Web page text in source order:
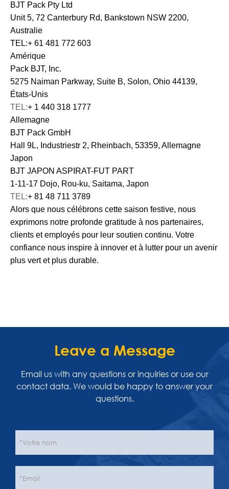
BJT Pack Pty Ltd
Unit 5, 72 Canterbury Rd, Bankstown NSW 2200,
Australie
TEL:+ 61 481 772 603
Amérique
Pack BJT, Inc.
5275 Naiman Parkway, Suite B, Solon, Ohio 44139,
États-Unis
TEL:+ 1 440 318 1777
Allemagne
BJT Pack GmbH
Hall 9L, Industriestr 2, Rheinbach, 53359, Allemagne
Japon
BJT JAPON ASPIRAT-FUT PART
1-11-17 Dojo, Rou-ku, Saitama, Japon
TEL:+ 81 48 711 3789
Alors que nous célébrons cette saison festive, nous
exprimons notre profonde gratitude à nos partenaires,
clients et employés pour leur soutien continu. Votre
confiance nous inspire à innover et à lutter pour un avenir
plus vert et plus durable.
Leave a Message
Email us with any questions or inquiries or use our
contact data. We would be happy to answer your
questions.